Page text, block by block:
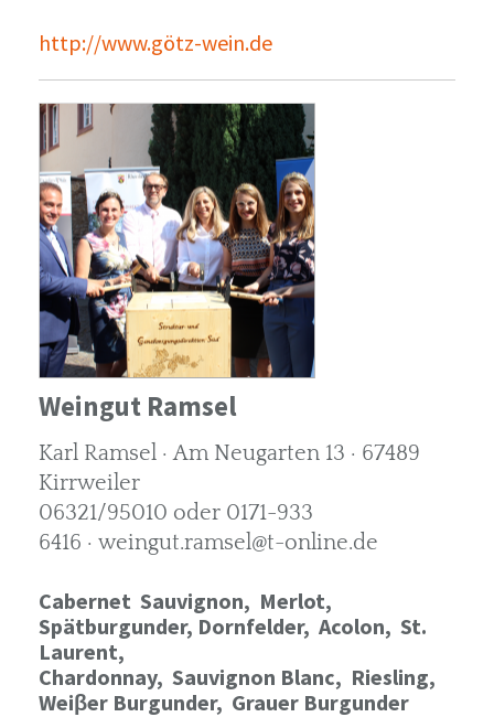
http://www.götz-wein.de
Weingut Ramsel
Karl Ramsel · Am Neugarten 13 · 67489
Kirrweiler
06321/95010 oder 0171-933
6416 · weingut.ramsel@t-online.de
Cabernet Sauvignon, Merlot,
Spätburgunder, Dornfelder, Acolon, St.
Laurent,
Chardonnay, Sauvignon Blanc, Riesling,
Weiβer Burgunder, Grauer Burgunder